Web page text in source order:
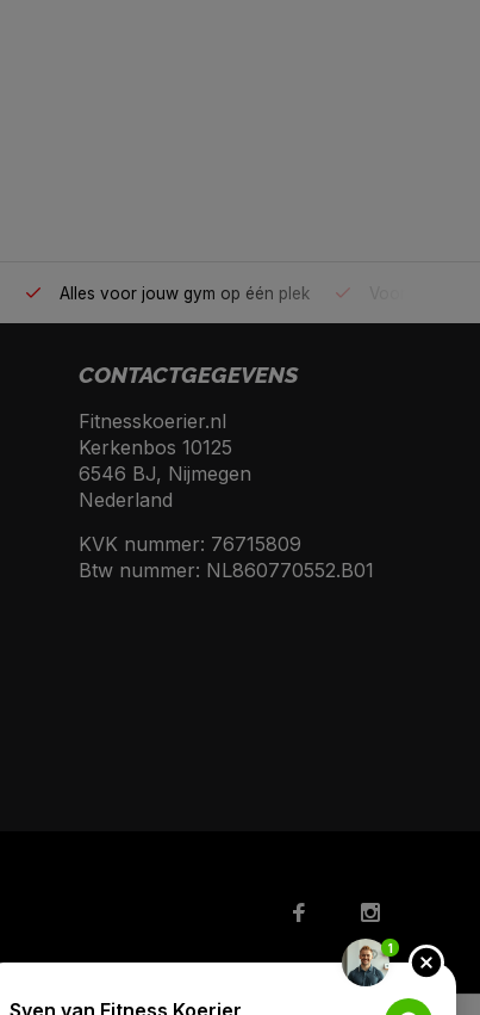
Alles voor jouw gym op één plek
CONTACTGEGEVENS
Fitnesskoerier.nl
Kerkenbos 10125
6546 BJ, Nijmegen
Nederland
KVK nummer: 76715809
Btw nummer: NL860770552.B01
1
Sven van Fitness Koerier